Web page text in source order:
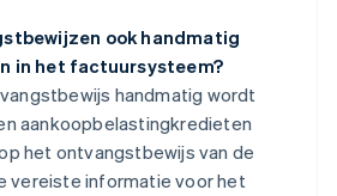
ook handmatig
in het factuursysteem?
handmatig wordt
aankoopbelastingkredieten
het ontvangstbewijs van de
vereiste informatie voor het